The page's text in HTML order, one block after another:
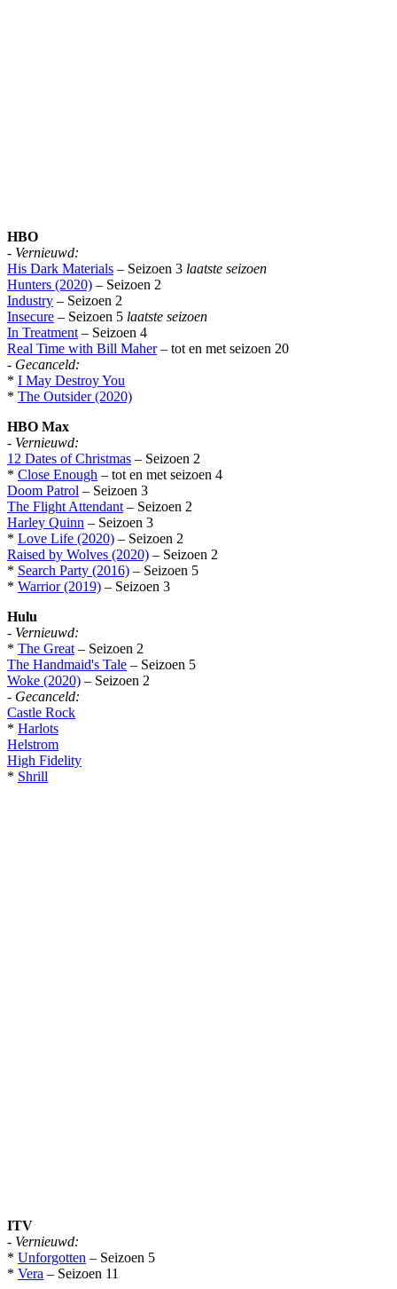
HBO
- Vernieuwd:
His Dark Materials – Seizoen 3 laatste seizoen
Hunters (2020) – Seizoen 2
Industry – Seizoen 2
Insecure – Seizoen 5 laatste seizoen
In Treatment – Seizoen 4
Real Time with Bill Maher– tot en met seizoen 20
- Gecanceld:
* I May Destroy You
* The Outsider (2020)
HBO Max
- Vernieuwd:
12 Dates of Christmas – Seizoen 2
* Close Enough – tot en met seizoen 4
Doom Patrol – Seizoen 3
The Flight Attendant – Seizoen 2
Harley Quinn – Seizoen 3
* Love Life (2020) – Seizoen 2
Raised by Wolves (2020) – Seizoen 2
* Search Party (2016) – Seizoen 5
* Warrior (2019) – Seizoen 3
Hulu
- Vernieuwd:
* The Great – Seizoen 2
The Handmaid's Tale – Seizoen 5
Woke (2020) – Seizoen 2
- Gecanceld:
Castle Rock
* Harlots
Helstrom
High Fidelity
* Shrill
ITV
- Vernieuwd:
* Unforgotten – Seizoen 5
* Vera – Seizoen 11